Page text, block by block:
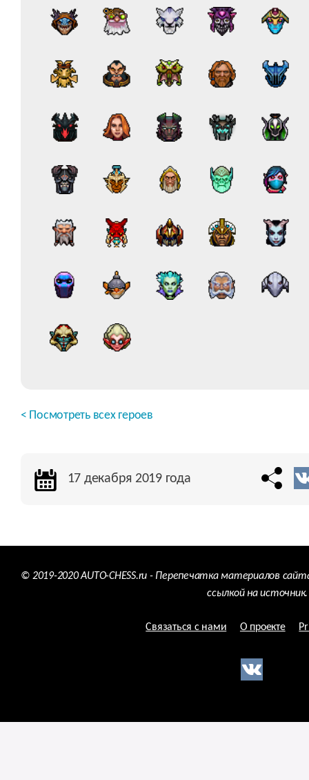
< Посмотреть всех героев
17 декабря 2019 года
© 2019-2020 AUTO-CHESS.ru - Перепечатка материалов
ссылкой на источник.
Связаться с нами О проекте